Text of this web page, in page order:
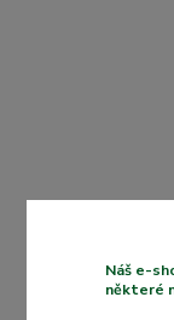
Náš e-
některé